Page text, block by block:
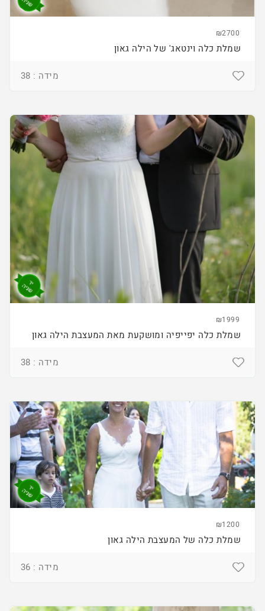
₪2700
שמלת כלה וינטאג' של הילה גאון
מידה : 38
₪1999
שמלת כלה יפייפיה ומושקעת מאת המעצבת הילה גאון
מידה : 38
₪1200
שמלת כלה של המעצבת הילה גאון
מידה : 36